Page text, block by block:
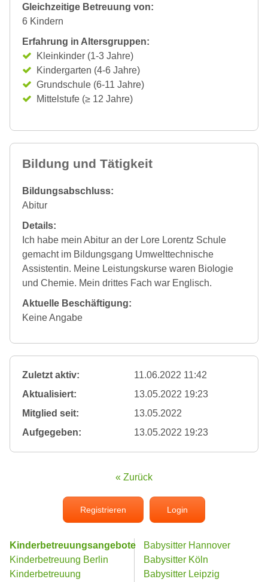
Gleichzeitige Betreuung von:
6 Kindern
Erfahrung in Altersgruppen:
Kleinkinder (1-3 Jahre)
Kindergarten (4-6 Jahre)
Grundschule (6-11 Jahre)
Mittelstufe (≥ 12 Jahre)
Bildung und Tätigkeit
Bildungsabschluss:
Abitur
Details:
Ich habe mein Abitur an der Lore Lorentz Schule
gemacht im Bildungsgang Umwelttechnische
Assistentin. Meine Leistungskurse waren Biologie
und Chemie. Mein drittes Fach war Englisch.
Aktuelle Beschäftigung:
Keine Angabe
Zuletzt aktiv:
11.06.2022 11:42
Aktualisiert:
13.05.2022 19:23
Mitglied seit:
13.05.2022
Aufgegeben:
13.05.2022 19:23
« Zurück
Registrieren Login
Kinderbetreuungsangebote
Kinderbetreuung Berlin
Kinderbetreuung
Babysitter Hannover
Babysitter Köln
Babysitter Leipzig